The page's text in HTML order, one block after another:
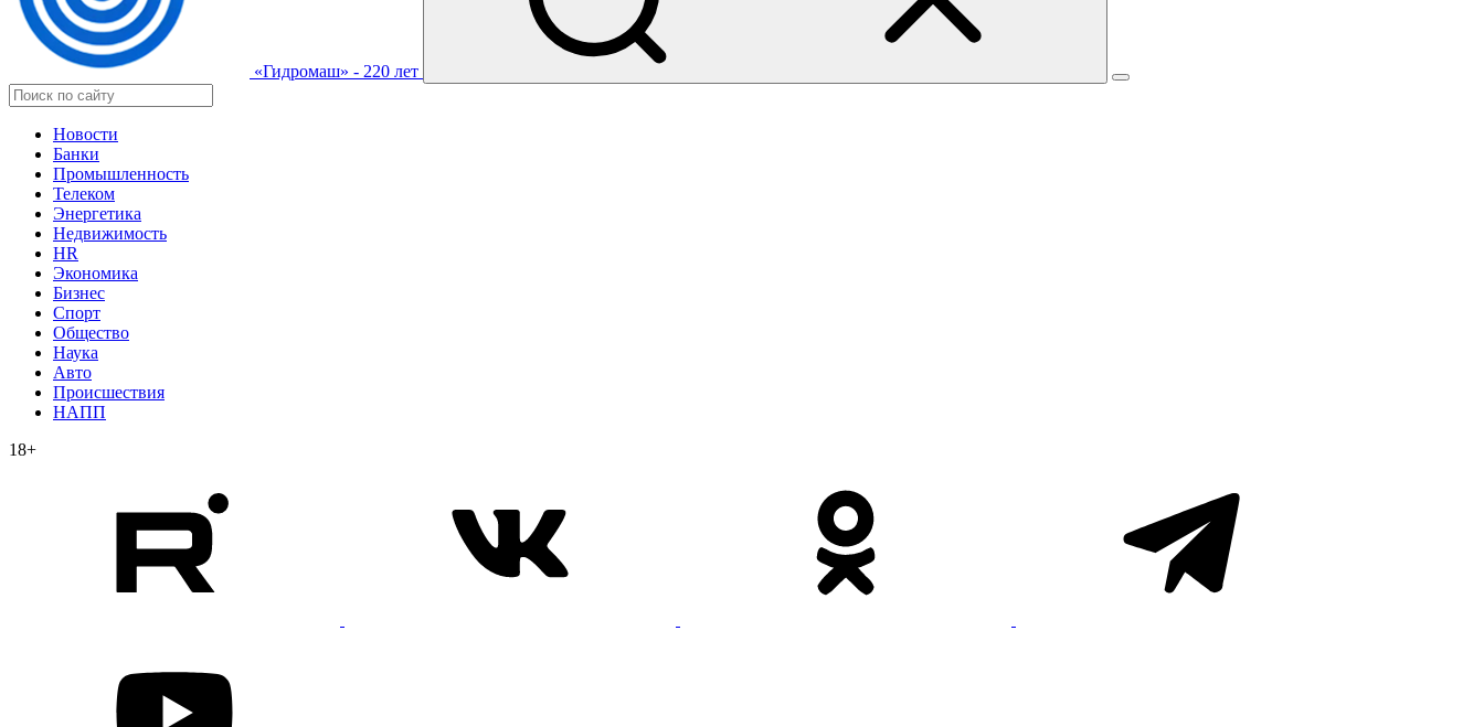
«Гидромаш» - 220 лет
Новости
Банки
Промышленность
Телеком
Энергетика
Недвижимость
HR
Экономика
Бизнес
Спорт
Общество
Наука
Авто
Происшествия
НАПП
18+